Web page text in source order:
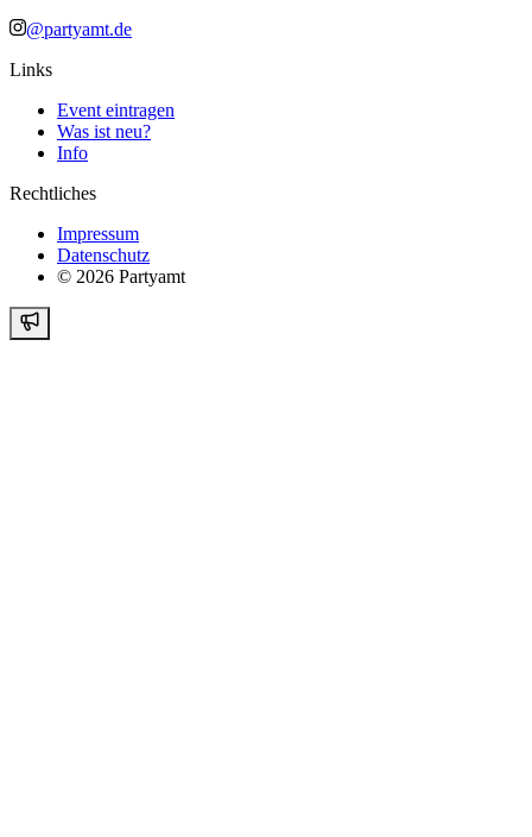
@partyamt.de
Links
Event eintragen
Was ist neu?
Info
Rechtliches
Impressum
Datenschutz
© 2026 Partyamt